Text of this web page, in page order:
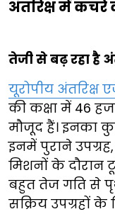
अंतरिक्ष में कचरे
तेजी से बढ़ रहा है
यूरोपीय अंतरिक्ष
की कक्षा में 46
मौजूद हैं। इनका
इनमें पुराने
मिशनों के दौरान
बहुत तेज गति से
सक्रिय उपग्रहों